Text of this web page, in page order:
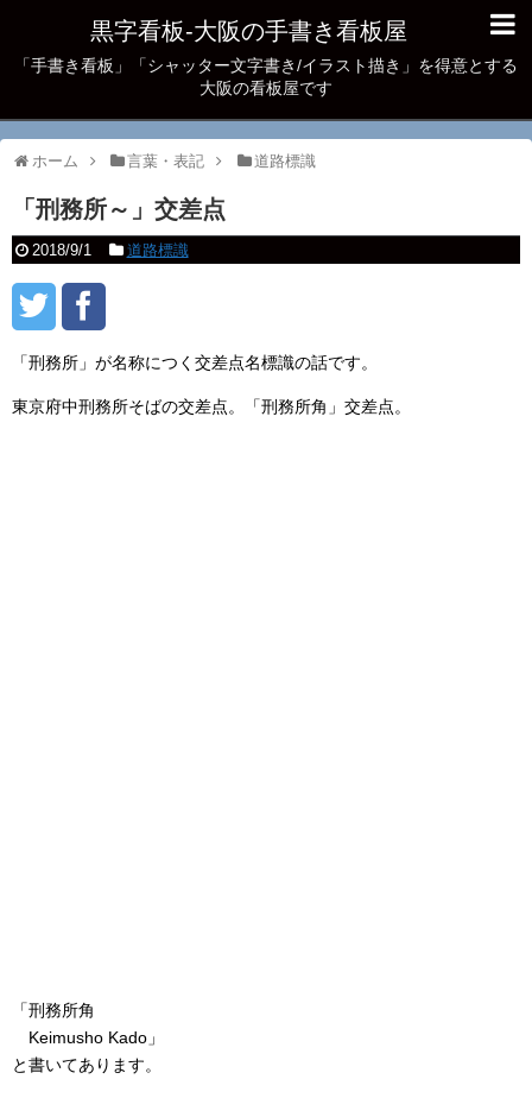
黒字看板‐大阪の手書き看板屋
「手書き看板」「シャッター文字書き/イラスト描き」を得意とする
大阪の看板屋です
ホーム 言葉・表記 道路標識
「刑務所～」交差点
2018/9/1 道路標識
「刑務所」が名称につく交差点名標識の話です。
東京府中刑務所そばの交差点。「刑務所角」交差点。
「刑務所角
Keimusho Kado」
と書いてあります。